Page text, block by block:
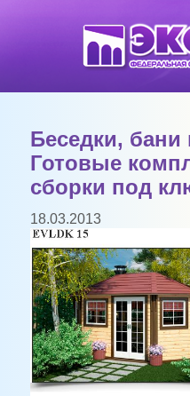
Беседки, бани
Готовые
сборки под
18.03.2013